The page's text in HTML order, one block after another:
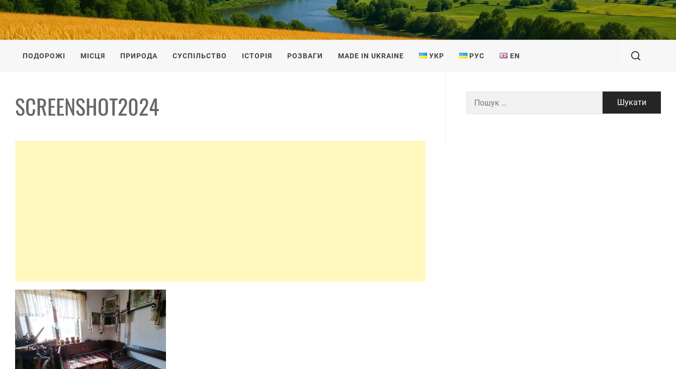
UKRAINE-IS
ПОДОРОЖI ПО УКРАЇНІ
ПОДОРОЖІ МІСЦЯ ПРИРОДА СУСПІЛЬСТВО ІСТОРІЯ РОЗВАГИ MADE IN UKRAINE УКР РУС EN
SCREENSHOT2024